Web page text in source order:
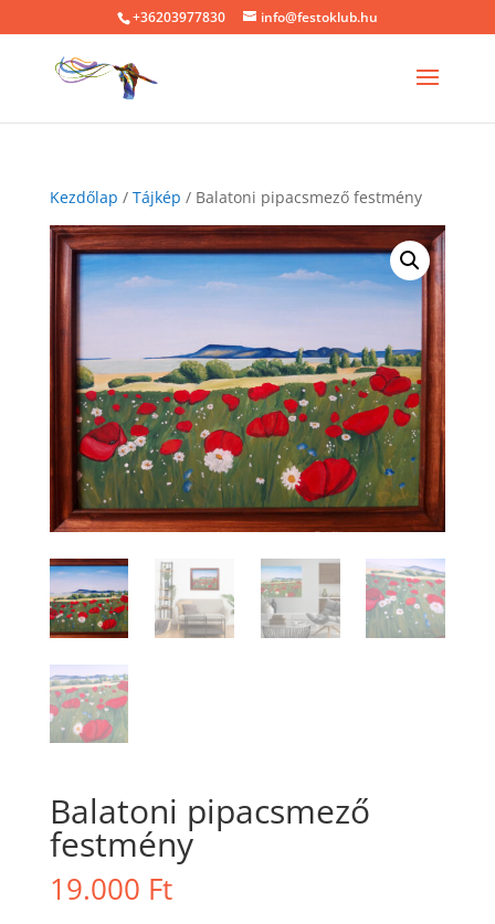
+36203977830 info@festoklub.hu
Kezdőlap / Tájkép / Balatoni pipacsmező festmény
Balatoni pipacsmező
festmény
19.000 Ft